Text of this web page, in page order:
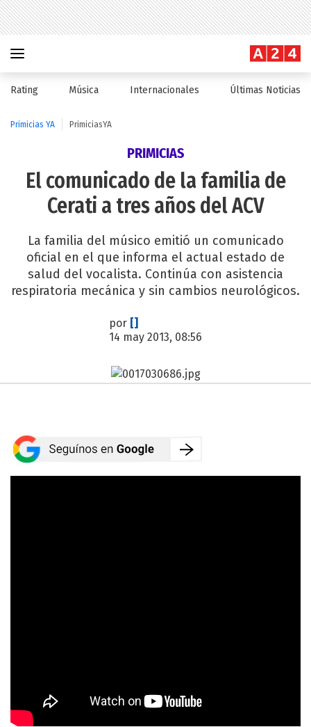
Rating Música Internacionales Últimas Noticias
Primicias YA PrimiciasYA
PRIMICIAS
El comunicado de la familia de
Cerati a tres años del ACV
La familia del músico emitió un comunicado
oficial en el que informa el actual estado de
salud del vocalista. Continúa con asistencia
respiratoria mecánica y sin cambios neurológicos.
por []
14 may 2013, 08:56